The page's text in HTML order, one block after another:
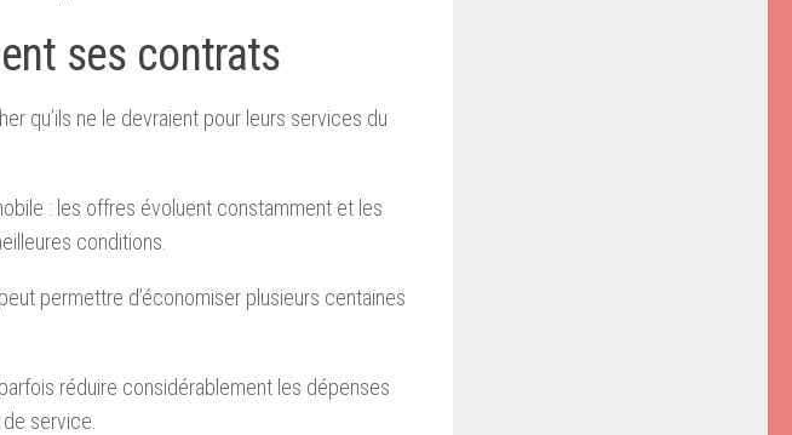
ses contrats
qu’ils ne le devraient pour leurs services du
: les offres évoluent constamment et les
conditions.
permettre d’économiser plusieurs centaines
réduire considérablement les dépenses
service.